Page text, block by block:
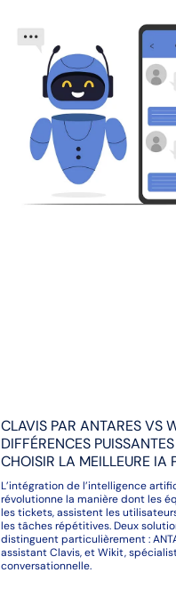
CLAVIS PAR ANTARES VS
DIFFÉRENCES
CHOISIR LA MEILLEURE IA
L’intégration de l’intelligence
révolutionne la manière dont les
les tickets, assistent les
les tâches répétitives. Deux
distinguent particulièrement :
assistant Clavis, et Wikit,
conversationnelle.